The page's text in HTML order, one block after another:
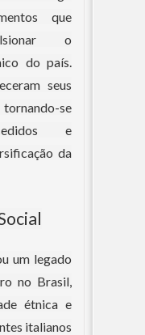
que
o
do país.
seus
se
e
da
um legado
no Brasil,
étnica e
italianos